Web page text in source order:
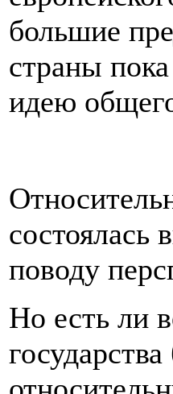
большие
страны
идею
состоялась
поводу
Но есть ли